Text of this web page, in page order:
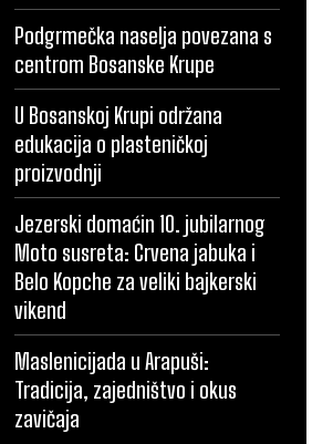
Podgrmečka naselja povezana s
centrom Bosanske Krupe
U Bosanskoj Krupi održana
edukacija o plasteničkoj
proizvodnji
Jezerski domaćin 10. jubilarnog
Moto susreta: Crvena jabuka i
Belo Kopche za veliki bajkerski
vikend
Maslenicijada u Arapuši:
Tradicija, zajedništvo i okus
zavičaja